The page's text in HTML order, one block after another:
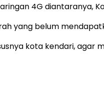
4G diantaranya,
yang belum
kota kendari, agar